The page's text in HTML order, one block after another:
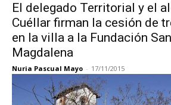
El delegado Territorial y el
Cuéllar firman la cesión de
en la villa a la Fundación
Magdalena
Nuria Pascual Mayo - 17/11/2015